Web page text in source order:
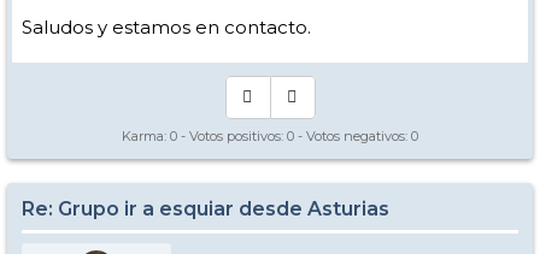
Saludos y estamos en contacto.
Karma: 0 - Votos positivos: 0 - Votos negativos: 0
Re: Grupo ir a esquiar desde Asturias